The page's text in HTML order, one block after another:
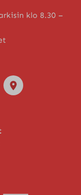
klo 8.30 –